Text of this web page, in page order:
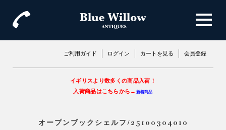
ご利用ガイド ログイン カートを見る 会員登録
イギリスより数多くの商品入荷！
入荷商品はこちらから→ 新着商品
オープンブックシェルフ/25100304010